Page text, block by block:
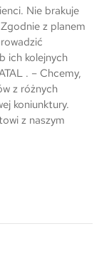
Nie brakuje
z planem
ich kolejnych
. – Chcemy,
z różnych
koniunktury.
z naszym